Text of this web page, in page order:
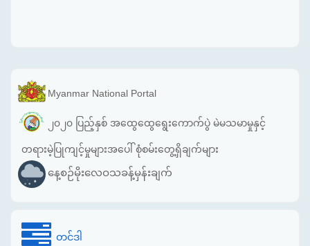
Myanmar National Portal
၂၀၂၀ ပြည့်နှစ် အထွေထွေရွေးကောက်ပွဲ မဲမသမာမှုနှင့်
တရားမဲ့ပြုကျင့်မှုများအပေါ် စုံစမ်းတွေ့ရှိချက်များ
နေ့စဉ်မိုးလေဝသခန့်မှန်းချက်
တင်ဒါ